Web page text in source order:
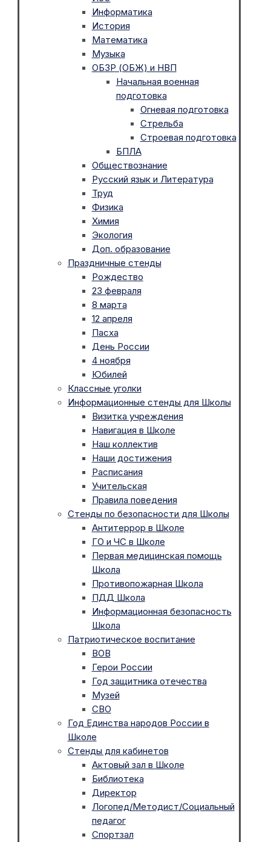
Информатика
История
Математика
Музыка
ОБЗР (ОБЖ) и НВП
Начальная военная
подготовка
Огневая подготовка
Стрельба
Строевая подготовка
БПЛА
Обществознание
Русский язык и Литература
Труд
Физика
Химия
Экология
Доп. образование
Праздничные стенды
Рождество
23 февраля
8 марта
12 апреля
Пасха
День России
4 ноября
Юбилей
Классные уголки
Информационные стенды для Школы
Визитка учреждения
Навигация в Школе
Наш коллектив
Наши достижения
Расписания
Учительская
Правила поведения
Стенды по безопасности для Школы
Антитеррор в Школе
ГО и ЧС в Школе
Первая медицинская помощь
Школа
Противопожарная Школа
ПДД Школа
Информационная безопасность
Школа
Патриотическое воспитание
ВОВ
Герои России
Год защитника отечества
Музей
СВО
Год Единства народов России в
Школе
Стенды для кабинетов
Актовый зал в Школе
Библиотека
Директор
Логопед/Методист/Социальный
педагог
Спортзал